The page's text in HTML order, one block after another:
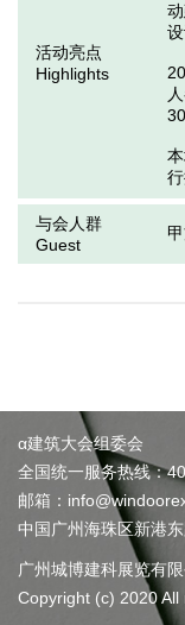
活动亮点
Highlights
行
与会人群
Guest
α建筑大会组委会
全国统一服务热线：
邮箱：
中国广州海珠区新港
广州城博建科展览有限
Copyright (c) 2020 All